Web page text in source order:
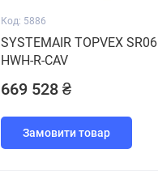
Код: 5886
SYSTEMAIR TOPVEX SR06
HWH-R-CAV
669 528 ₴
Замовити товар